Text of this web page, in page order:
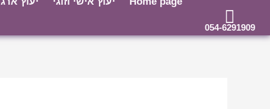
דף
לתוכן054-6291909